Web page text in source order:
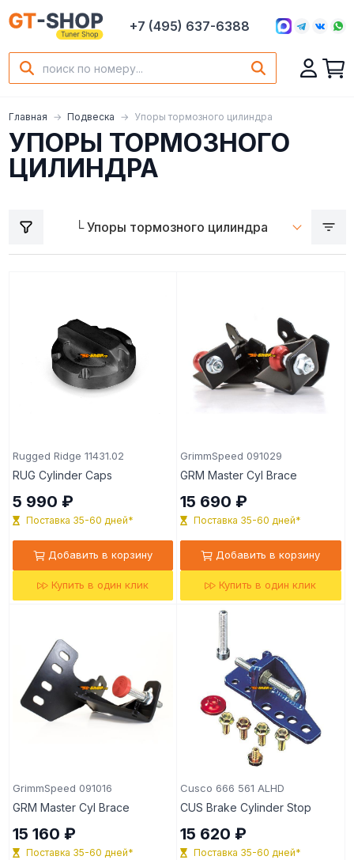
+7 (495) 637-6388
Главная Подвеска Упоры тормозного цилиндра
УПОРЫ ТОРМОЗНОГО
ЦИЛИНДРА
Rugged Ridge 11431.02
RUG Cylinder Caps
5 990 ₽
Поставка 35-60 дней*
Добавить в корзину
Купить в один клик
GrimmSpeed 091029
GRM Master Cyl Brace
15 690 ₽
Поставка 35-60 дней*
Добавить в корзину
Купить в один клик
GrimmSpeed 091016
GRM Master Cyl Brace
15 160 ₽
Поставка 35-60 дней*
Cusco 666 561 ALHD
CUS Brake Cylinder Stop
15 620 ₽
Поставка 35-60 дней*